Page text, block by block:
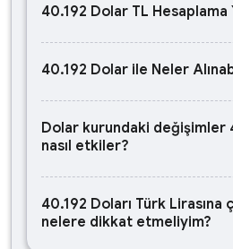
40.192 Dolar TL Hesaplama
40.192 Dolar ile Neler
Dolar kurundaki değişimler
nasıl etkiler?
40.192 Doları Türk Lirasına
nelere dikkat etmeliyim?